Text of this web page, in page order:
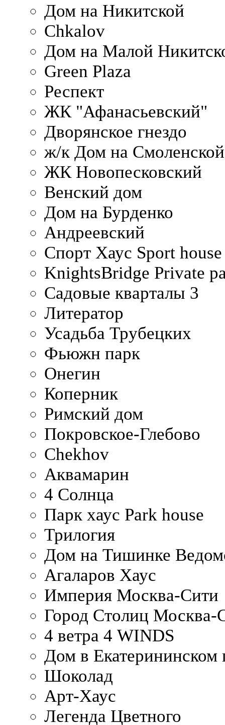
Дом на Никитской
Chkalov
Дом на Малой
Green Plaza
Респект
ЖК "Афанасьевский"
Дворянское гнездо
ж/к Дом на
ЖК Новопесковский
Венский дом
Дом на Бурденко
Андреевский
Спорт Хаус Sport house
KnightsBridge Private
Садовые кварталы 3
Литератор
Усадьба Трубецких
Фьюжн парк
Онегин
Коперник
Римский дом
Покровское-Глебово
Chekhov
Аквамарин
4 Солнца
Парк хаус Park house
Трилогия
Дом на Тишинке
Агаларов Хаус
Империя Москва-Сити
Город Столиц Москва-
4 ветра 4 WINDS
Дом в Екатерининском
Шоколад
Арт-Хаус
Легенда Цветного